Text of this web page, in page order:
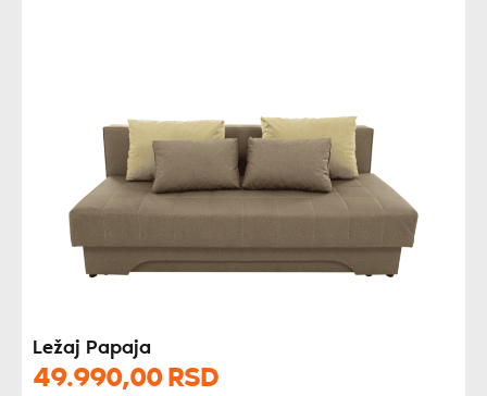
Ležaj Papaja
49.990,00 RSD